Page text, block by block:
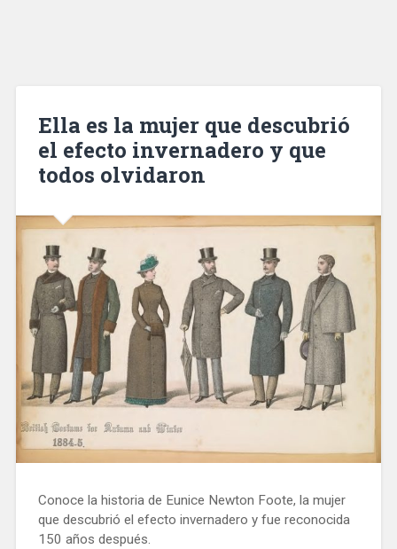
Ella es la mujer que descubrió
el efecto invernadero y que
todos olvidaron
Conoce la historia de Eunice Newton Foote, la mujer
que descubrió el efecto invernadero y fue reconocida
150 años después.